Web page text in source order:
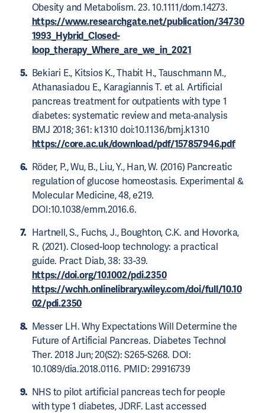
Obesity and Metabolism. 23. 10.1111/dom.14273.
https://www.researchgate.net/publication/34730
1993_Hybrid_Closed-
loop_therapy_Where_are_we_in_2021
Bekiari E., Kitsios K., Thabit H., Tauschmann M.,
Athanasiadou E., Karagiannis T. et al. Artificial
pancreas treatment for outpatients with type 1
diabetes: systematic review and meta-analysis
BMJ 2018; 361: k1310 doi:10.1136/bmj.k1310
https://core.ac.uk/download/pdf/157857946.pdf
Röder, P., Wu, B., Liu, Y., Han, W. (2016) Pancreatic
regulation of glucose homeostasis. Experimental &
Molecular Medicine, 48, e219.
DOI:10.1038/emm.2016.6.
Hartnell, S., Fuchs, J., Boughton, C.K. and Hovorka,
R. (2021). Closed-loop technology: a practical
guide. Pract Diab, 38: 33-39.
https://doi.org/10.1002/pdi.2350
https://wchh.onlinelibrary.wiley.com/doi/full/10.10
02/pdi.2350
Messer LH. Why Expectations Will Determine the
Future of Artificial Pancreas. Diabetes Technol
Ther. 2018 Jun; 20(S2): S265-S268. DOI:
10.1089/dia.2018.0116. PMID: 29916739
NHS to pilot artificial pancreas tech for people
with type 1 diabetes, JDRF. Last accessed